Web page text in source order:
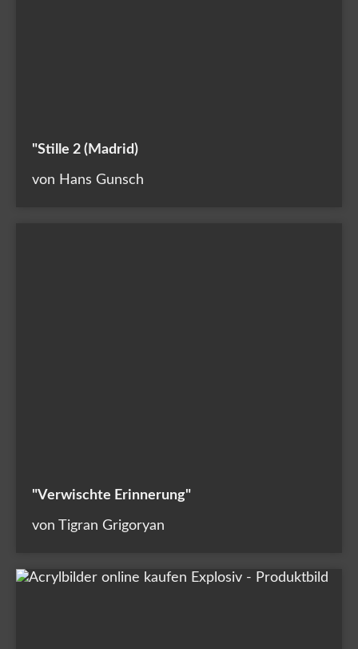
"Stille 2 (Madrid)
von Hans Gunsch
"Verwischte Erinnerung"
von Tigran Grigoryan